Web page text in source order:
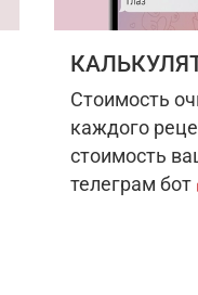
Стоимость
каждого
стоимость
телеграм бот